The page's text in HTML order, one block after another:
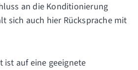
an die Konditionierung
sich auch hier Rücksprache mit
ist auf eine geeignete